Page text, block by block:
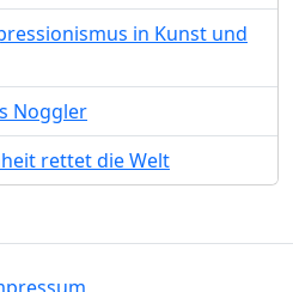
in Kunst und
Noggler
rettet die Welt